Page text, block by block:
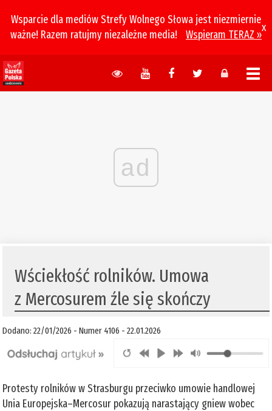
Wsparcie dla mediów Strefy Wolnego Słowa jest niezmiernie
ważne! Razem ratujmy niezależne media!
Wspieram TERAZ »
x
ad
Wściekłość rolników. Umowa
z Mercosurem źle się skończy
Dodano: 22/01/2026 - Numer 4106 - 22.01.2026
Protesty rolników w Strasburgu przeciwko umowie handlowej
Unia Europejska–Mercosur pokazują narastający gniew wobec